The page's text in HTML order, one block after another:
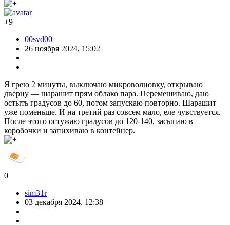
+9
00svd00
26 ноября 2024, 15:02
Я грею 2 минуты, выключаю микроволновку, открываю
дверцу — шарашит прям облако пара. Перемешиваю, даю
остыть градусов до 60, потом запускаю повторно. Шарашит
уже поменьше. И на третий раз совсем мало, еле чувствуется.
После этого остужаю градусов до 120-140, засыпаю в
коробочки и запихиваю в контейнер.
0
sim31r
03 декабря 2024, 12:38